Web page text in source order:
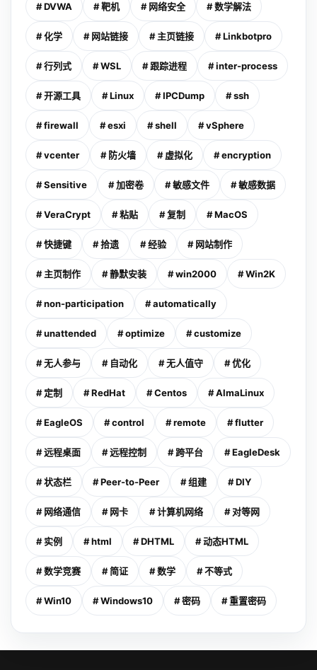
# DVWA # 靶机 # 网络安全 # 数学解法
# 化学 # 网站链接 # 主页链接 # Linkbotpro
# 行列式 # WSL # 跟踪进程 # inter-process
# 开源工具 # Linux # IPCDump # ssh
# firewall # esxi # shell # vSphere
# vcenter # 防火墙 # 虚拟化 # encryption
# Sensitive # 加密卷 # 敏感文件 # 敏感数据
# VeraCrypt # 粘贴 # 复制 # MacOS
# 快捷键 # 拾遗 # 经验 # 网站制作
# 主页制作 # 静默安装 # win2000 # Win2K
# non-participation # automatically
# unattended # optimize # customize
# 无人参与 # 自动化 # 无人值守 # 优化
# 定制 # RedHat # Centos # AlmaLinux
# EagleOS # control # remote # flutter
# 远程桌面 # 远程控制 # 跨平台 # EagleDesk
# 状态栏 # Peer-to-Peer # 组建 # DIY
# 网络通信 # 网卡 # 计算机网络 # 对等网
# 实例 # html # DHTML # 动态HTML
# 数学竞赛 # 简证 # 数学 # 不等式
# Win10 # Windows10 # 密码 # 重置密码